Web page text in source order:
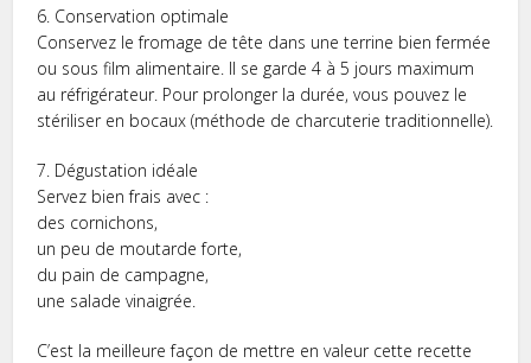
6. Conservation optimale
Conservez le fromage de tête dans une terrine bien fermée
ou sous film alimentaire. Il se garde 4 à 5 jours maximum
au réfrigérateur. Pour prolonger la durée, vous pouvez le
stériliser en bocaux (méthode de charcuterie traditionnelle).
7. Dégustation idéale
Servez bien frais avec :
des cornichons,
un peu de moutarde forte,
du pain de campagne,
une salade vinaigrée.
C’est la meilleure façon de mettre en valeur cette recette